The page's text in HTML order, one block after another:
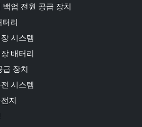
업 전원 공급 장치
터리
시스템
배터리
급 장치
시스템
지